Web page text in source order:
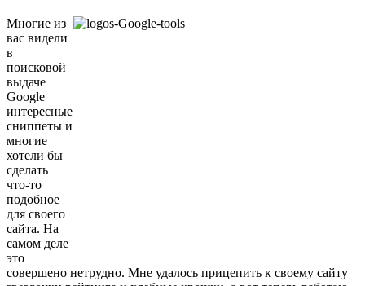
Многие из
вас видели
в
поисковой
выдаче
Google
интересные
сниппеты и
многие
хотели бы
сделать
что-то
подобное
для своего
сайта. На
самом деле
это
совершено нетрудно. Мне удалось прицепить к своему сайту